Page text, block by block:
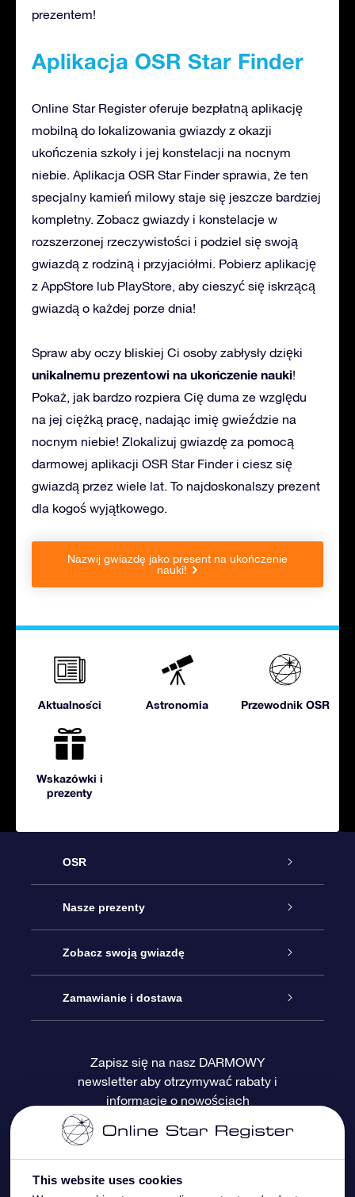
This website uses cookies
prezentem!
Aplikacja OSR Star Finder
Online Star Register oferuje bezpłatną aplikację
mobilną do lokalizowania gwiazdy z okazji
ukończenia szkoły i jej konstelacji na nocnym
niebie. Aplikacja OSR Star Finder sprawia, że ten
specjalny kamień milowy staje się jeszcze bardziej
kompletny. Zobacz gwiazdy i konstelacje w
rozszerzonej rzeczywistości i podziel się swoją
gwiazdą z rodziną i przyjaciółmi. Pobierz aplikację
z AppStore lub PlayStore, aby cieszyć się iskrzącą
gwiazdą o każdej porze dnia!
Spraw aby oczy bliskiej Ci osoby zabłysły dzięki
unikalnemu prezentowi na ukończenie nauki!
Pokaż, jak bardzo rozpiera Cię duma ze względu
na jej ciężką pracę, nadając imię gwieździe na
nocnym niebie! Zlokalizuj gwiazdę za pomocą
darmowej aplikacji OSR Star Finder i ciesz się
gwiazdą przez wiele lat. To najdoskonalszy prezent
dla kogoś wyjątkowego.
Nazwij gwiazdę jako present na ukończenie
nauki!
Aktualności Astronomia Przewodnik OSR
Wskazówki i
prezenty
OSR
Obsługa
Kontakt
Blog
Recenzje
Nasze prezenty
Podarunek Gwiazda Online
Pakiet Podarunkowy OSR
Karta podarunkowa OSR
Prezenty firmowe
Zobacz swoją gwiazdę
Rejestr Gwiazd
Sprsonalizowana Strona Gwiazdy
One Million Stars
Gwieździsty Wygaszacz Ekranu OSR
Zamawianie i dostawa
Metody płatności
Dostawa
Polityka zwrotów
Zapisz się na nasz DARMOWY
newsletter aby otrzymywać rabaty i
informacje o nowościach